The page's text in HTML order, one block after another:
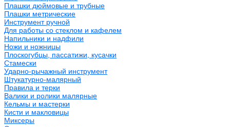
Плашки дюймовые и трубные
Плашки метрические
Инструмент ручной
Для работы со стеклом и кафелем
Напильники и надфили
Ножи и ножницы
Плоскогубцы, пассатижи, кусачки
Стамески
Ударно-рычажный инструмент
Штукатурно-малярный
Правила и терки
Валики и ролики малярные
Кельмы и мастерки
Кисти и макловицы
Миксеры